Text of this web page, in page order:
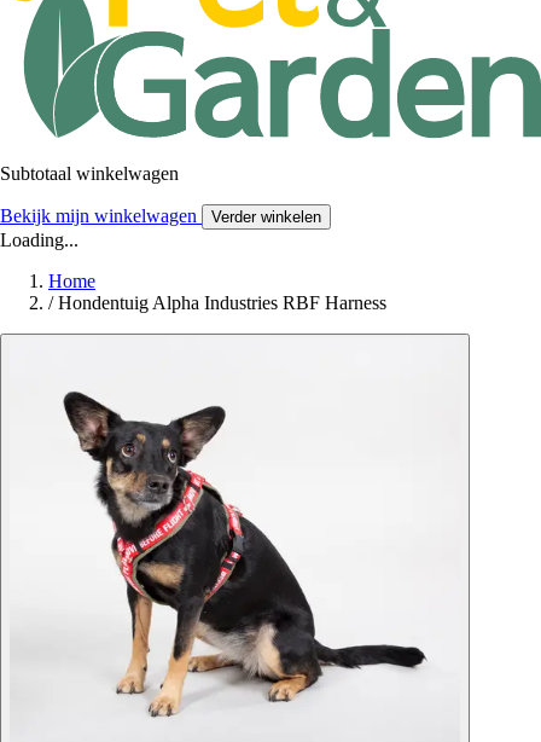
Subtotaal winkelwagen
Bekijk mijn winkelwagen Verder winkelen
Loading...
Home
/ Hondentuig Alpha Industries RBF Harness